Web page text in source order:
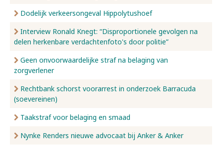
Dodelijk verkeersongeval Hippolytushoef
Interview Ronald Knegt: “Disproportionele gevolgen na
delen herkenbare verdachtenfoto's door politie”
Geen onvoorwaardelijke straf na belaging van
zorgverlener
Rechtbank schorst voorarrest in onderzoek Barracuda
(soevereinen)
Taakstraf voor belaging en smaad
Nynke Renders nieuwe advocaat bij Anker & Anker